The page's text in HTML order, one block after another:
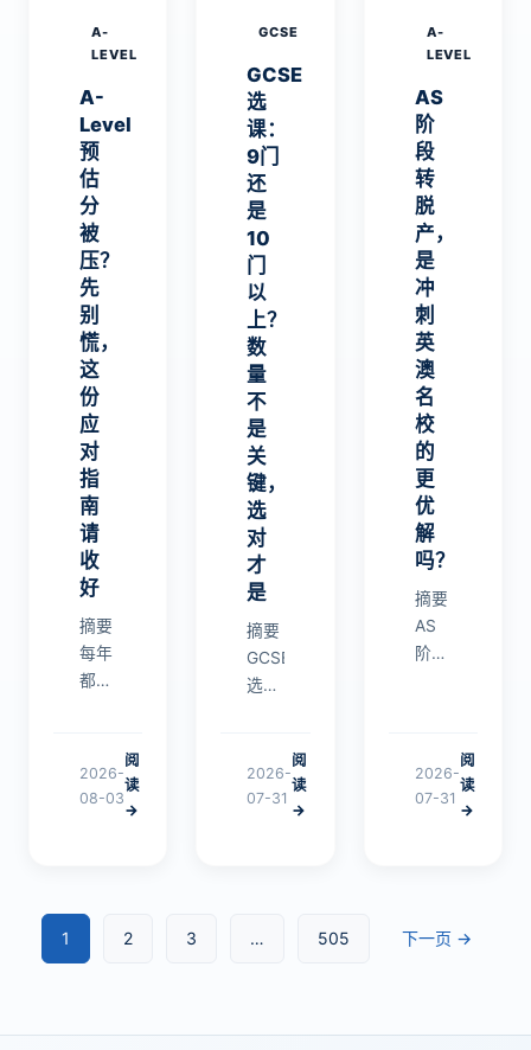
这份
应对
指南
请收
好
A-
LEVEL
A-
Level
预
估
分
被
压？
先
别
慌，
这
份
应
对
指
南
请
收
好
摘要
每年
都有
学生
虑。
估…
2026-
08-03
阅
读
→
数量
关
键，
选对
才是
GCSE
GCSE
选
课：
9门
还
是
10
门
以
上？
数
量
不
是
关
键，
选
对
才
是
摘要
GCSE
选课
越
好，
合与
2026-
07-31
阅
读
→
校的
更优
解
吗？
A-
LEVEL
AS
阶
段
转
脱
产，
是
冲
刺
英
澳
名
校
的
更
优
解
吗？
摘要
AS
阶段
键起
学生
2026-
07-31
阅
读
→
1 2 3 … 505 下一页 →